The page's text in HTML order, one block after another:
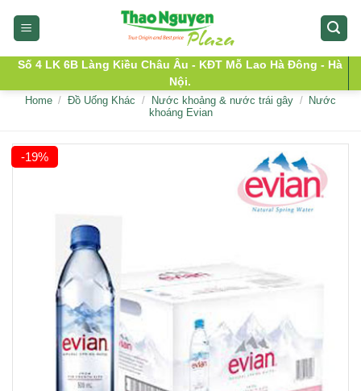
Số 4 LK 6B Làng Kiều Châu Âu - KĐT Mỗ Lao Hà Đông - Hà
Nội.
Home / Đồ Uống Khác / Nước khoảng & nước trái gây /
Nước
khoáng Evian
-19%